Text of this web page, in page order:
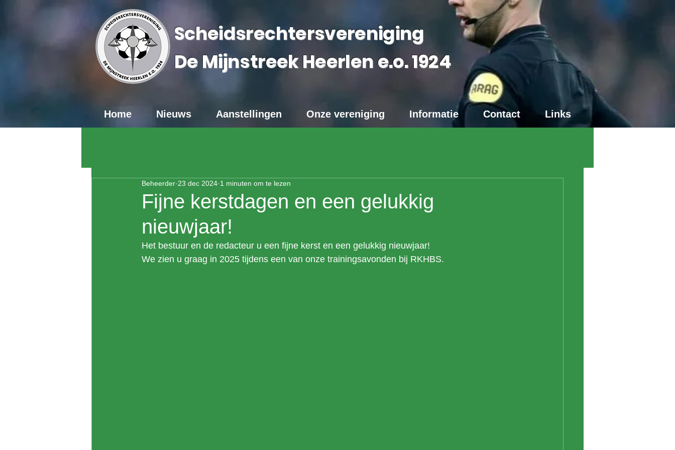
Scheidsrechtersvereniging
De Mijnstreek Heerlen e.o.1924
Home Nieuws Aanstellingen Onze vereniging Informatie Contact Links
Fijne kerstdagen en een gelukkig
nieuwjaar!
Beheerder 23 dec 2024 1 minuten om te lezen
Het bestuur en de redacteur u een fijne kerst en een gelukkig nieuwjaar!
We zien u graag in 2025 tijdens een van onze trainingsavonden bij RKHBS.